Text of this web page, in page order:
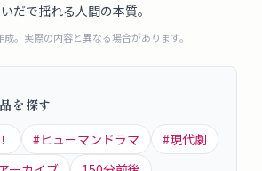
だで揺れる人間の本質。
。実際の内容と異なる場合があります。
を探す
#ヒューマンドラマ #現代劇